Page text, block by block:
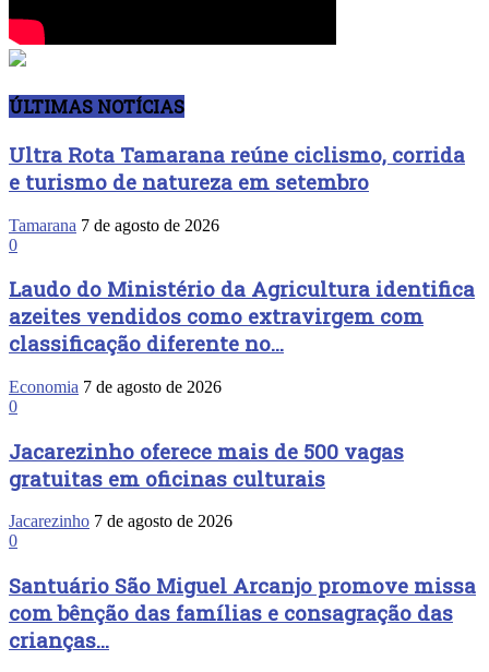
ÚLTIMAS NOTÍCIAS
Ultra Rota Tamarana reúne ciclismo, corrida
e turismo de natureza em setembro
Tamarana 7 de agosto de 2026
0
Laudo do Ministério da Agricultura identifica
azeites vendidos como extravirgem com
classificação diferente no...
Economia 7 de agosto de 2026
0
Jacarezinho oferece mais de 500 vagas
gratuitas em oficinas culturais
Jacarezinho 7 de agosto de 2026
0
Santuário São Miguel Arcanjo promove missa
com bênção das famílias e consagração das
crianças...